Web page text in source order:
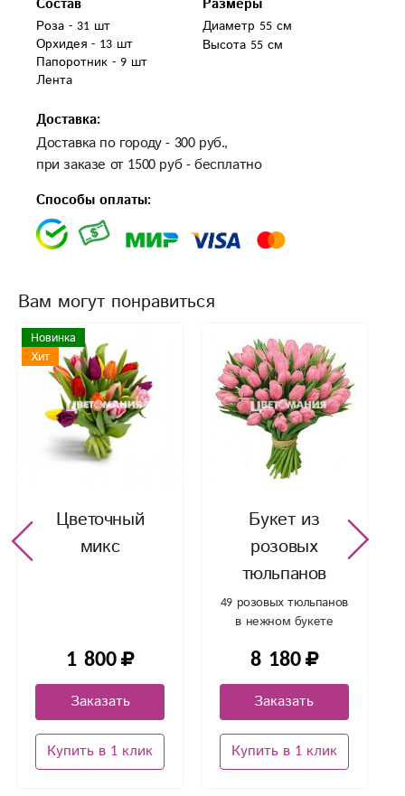
Состав
Роза - 31 шт
Орхидея - 13 шт
Папоротник - 9 шт
Лента
Размеры
Диаметр 55 см
Высота 55 см
Доставка:
Доставка по городу - 300 руб.,
при заказе от 1500 руб - бесплатно
Способы оплаты:
Вам могут понравиться
Новинка
Хит
Цветочный
микс
1 800
Заказать
Купить в 1 клик
Букет из
розовых
тюльпанов
49 розовых тюльпанов
в нежном букете
8 180
Заказать
Купить в 1 клик